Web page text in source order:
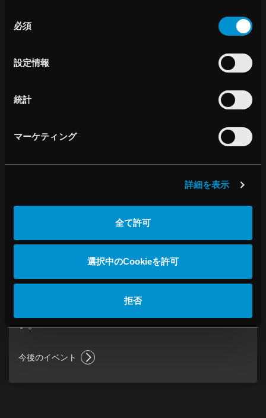
必須
設定情報
統計
マーケティング
詳細を表示
全て許可
選択中のCookieを許可
拒否
し、院内のワークフローの効率向上に寄与します。
詳しくはこちら
イベント
日本国内の展示会へも積極的に参加しております。弊
い。
今後のイベント